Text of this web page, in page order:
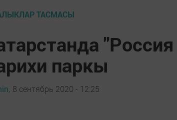
ТАСМАСЫ
паркы
8 сентябрь 2020 - 12:25